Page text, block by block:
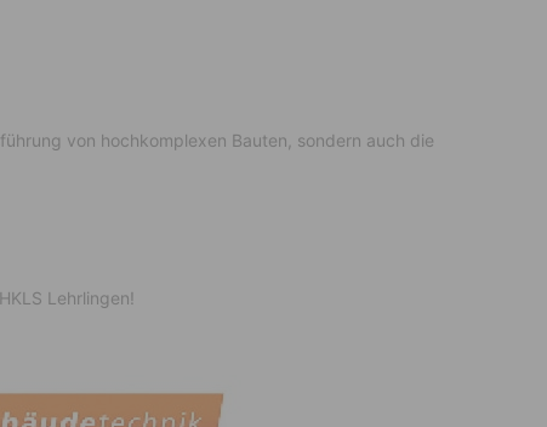
von hochkomplexen Bauten, sondern auch die
Lehrlingen!